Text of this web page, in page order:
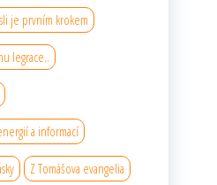
je prvním krokem
legrace..
a informací
Z Tomášova evangelia